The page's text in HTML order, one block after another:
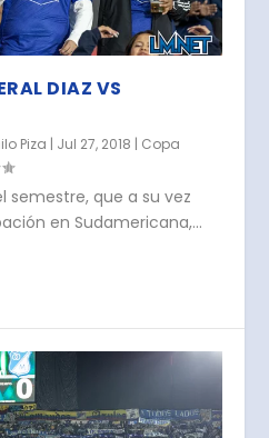
DIAZ VS
Piza | Jul 27, 2018 | Copa
semestre, que a su vez
en Sudamericana,...